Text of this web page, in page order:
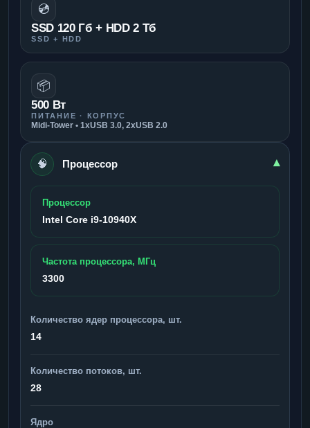
💿
SSD 120 Гб + HDD 2 Тб
SSD + HDD
📦
500 Вт
ПИТАНИЕ · КОРПУС
Midi-Tower • 1xUSB 3.0, 2xUSB 2.0
🧠 Процессор ▾
Процессор
Intel Core i9-10940X
Частота процессора, МГц
3300
Количество ядер процессора, шт.
14
Количество потоков, шт.
28
Ядро